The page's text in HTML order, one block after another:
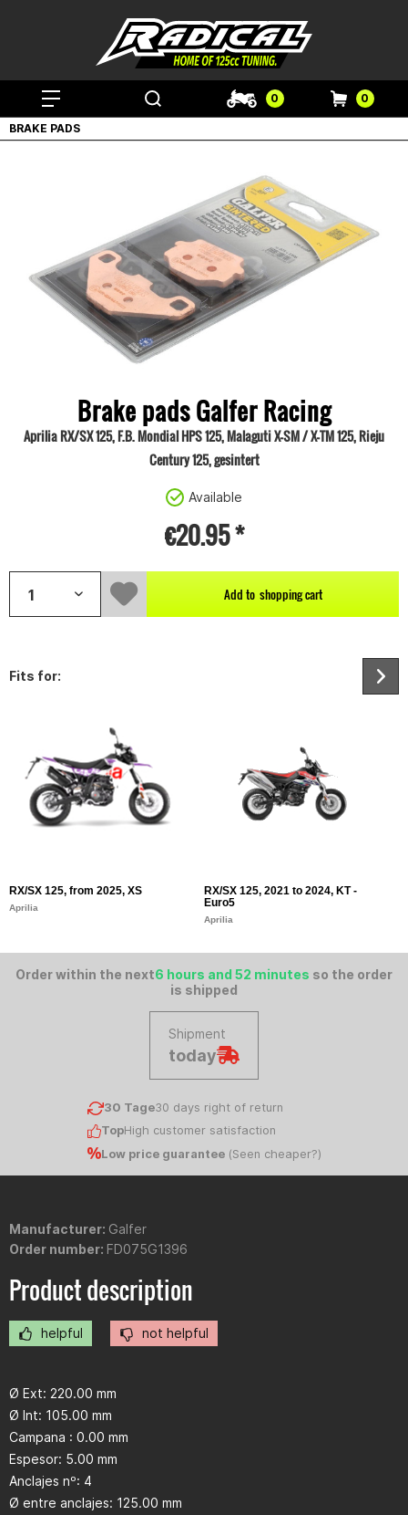
0 0
BRAKE PADS
Brake pads Galfer Racing
Aprilia RX/SX 125, F.B. Mondial HPS 125, Malaguti X-SM / X-TM 125, Rieju
Century 125, gesintert
Available
€20.95 *
Add to shopping cart
Fits for:
RX/SX 125, from 2025, XS
Aprilia
RX/SX 125, 2021 to 2024, KT -
Euro5
Aprilia
Order within the next6 hours and 52 minutes so the order
is shipped
Shipment
today
30 Tage30 days right of return
TopHigh customer satisfaction
Low price guarantee(Seen cheaper?)
Manufacturer: Galfer
Order number: FD075G1396
Product description
helpful not helpful
Ø Ext: 220.00 mm
Ø Int: 105.00 mm
Campana : 0.00 mm
Espesor: 5.00 mm
Anclajes nº: 4
Ø entre anclajes: 125.00 mm